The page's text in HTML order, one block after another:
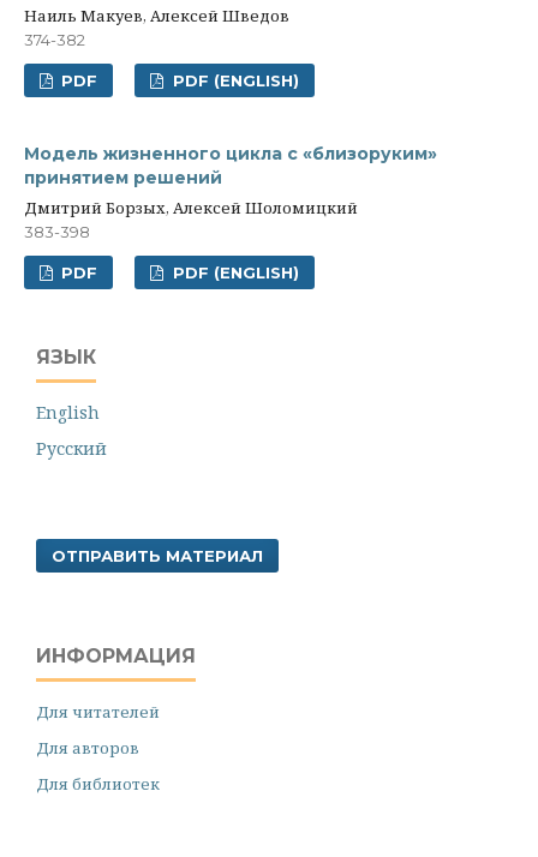
Наиль Макуев, Алексей Шведов
374-382
PDF PDF (ENGLISH)
Модель жизненного цикла с «близоруким»
принятием решений
Дмитрий Борзых, Алексей Шоломицкий
383-398
PDF PDF (ENGLISH)
ЯЗЫК
English
Русский
ОТПРАВИТЬ МАТЕРИАЛ
ИНФОРМАЦИЯ
Для читателей
Для авторов
Для библиотек